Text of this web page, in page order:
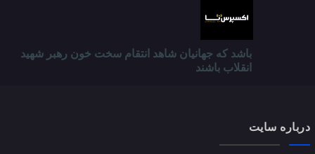
باشد که جهانیان شاهد انتقام سخت خون رهبر شهید
انقلاب باشند
درباره سایت